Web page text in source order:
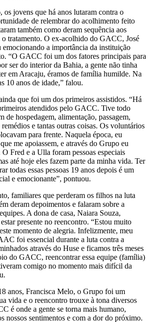
os jovens que há anos lutaram contra o
de relembrar do acolhimento feito
também como deram sequência aos
o tratamento. O ex-acolhido do GACC, José
emocionando a importância da instituição
“O GACC foi um dos fatores principais para
ser do interior da Bahia, a gente não tinha
em Aracaju, éramos de família humilde. Na
10 anos de idade,” falou.
que foi um dos primeiros assistidos. “Há
atendidos pelo GACC. Tive todo
de hospedagem, alimentação, passagem,
remédios e tantas outras coisas. Os voluntários
para frente. Naquela época, eu
me apoiassem, e através do Grupo eu
Fred e a Ulla foram pessoas especiais
até hoje eles fazem parte da minha vida. Ter
todas essas pessoas 19 anos depois é um
e emocionante”, pontuou.
familiares que perderam os filhos na luta
deram depoimentos e falaram sobre a
A dona de casa, Naiara Souza,
presente no reencontro. “Estou muito
momento de alegria. Infelizmente, meu
foi essencial durante a luta contra a
através do Huse e ficamos três meses
do GACC, reencontrar essa equipe (família)
comigo no momento mais difícil da
anos, Francisca Melo, o Grupo foi um
vida e o reencontro trouxe à tona diversos
é onde a gente se torna mais humano,
nossos sentimentos e com a dor do próximo.